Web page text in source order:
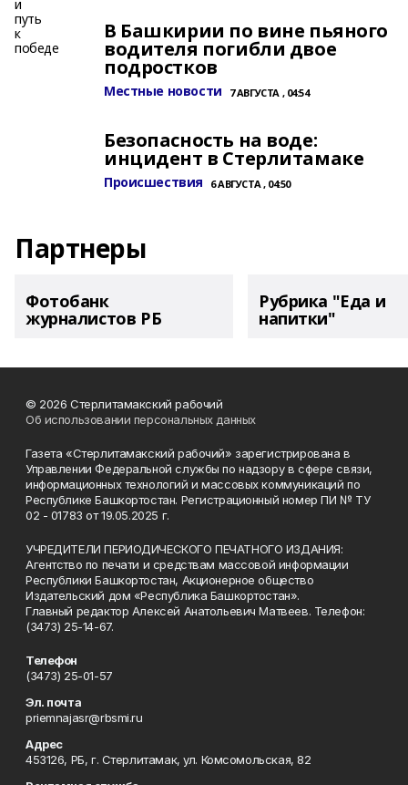
В Башкирии по вине пьяного
водителя погибли двое
подростков
Местные новости 7 АВГУСТА , 04:54
Безопасность на воде:
инцидент в Стерлитамаке
Происшествия 6 АВГУСТА , 04:50
Партнеры
Фотобанк
журналистов РБ
Рубрика "Еда и
напитки"
© 2026 Стерлитамакский рабочий
Об использовании персональных данных
Газета «Стерлитамакский рабочий» зарегистрирована в
Управлении Федеральной службы по надзору в сфере связи,
информационных технологий и массовых коммуникаций по
Республике Башкортостан. Регистрационный номер ПИ № ТУ
02 - 01783 от 19.05.2025 г.
УЧРЕДИТЕЛИ ПЕРИОДИЧЕСКОГО ПЕЧАТНОГО ИЗДАНИЯ:
Агентство по печати и средствам массовой информации
Республики Башкортостан, Акционерное общество
Издательский дом «Республика Башкортостан».
Главный редактор Алексей Анатольевич Матвеев. Телефон:
(3473) 25-14-67.
Телефон
(3473) 25-01-57
Эл. почта
priemnajasr@rbsmi.ru
Адрес
453126, РБ, г. Стерлитамак, ул. Комсомольская, 82